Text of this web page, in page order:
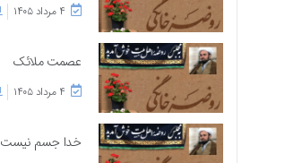
۴ مرداد ۱۴۰۵
عصمت ملائک
۴ مرداد ۱۴۰۵
خدا جسم نیست